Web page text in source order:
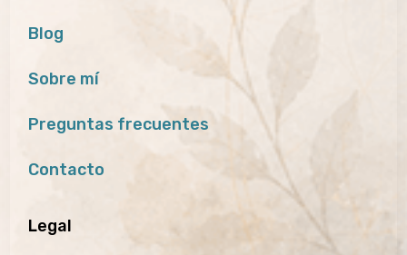
Blog
Sobre mí
Preguntas frecuentes
Contacto
Legal